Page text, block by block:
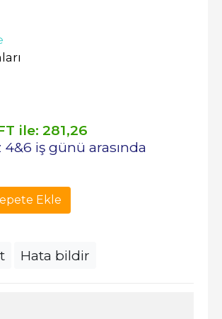
ile: 281,26
iş günü arasında
Ekle
Hata bildir